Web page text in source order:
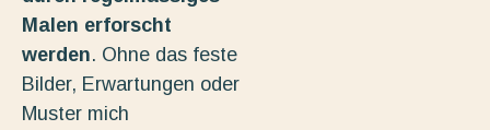
Malen erforscht
werden. Ohne das feste
Bilder, Erwartungen oder
Muster mich